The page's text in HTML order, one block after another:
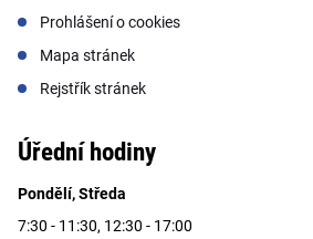
Prohlášení o cookies
Mapa stránek
Rejstřík stránek
Úřední hodiny
Pondělí, Středa
7:30 - 11:30, 12:30 - 17:00